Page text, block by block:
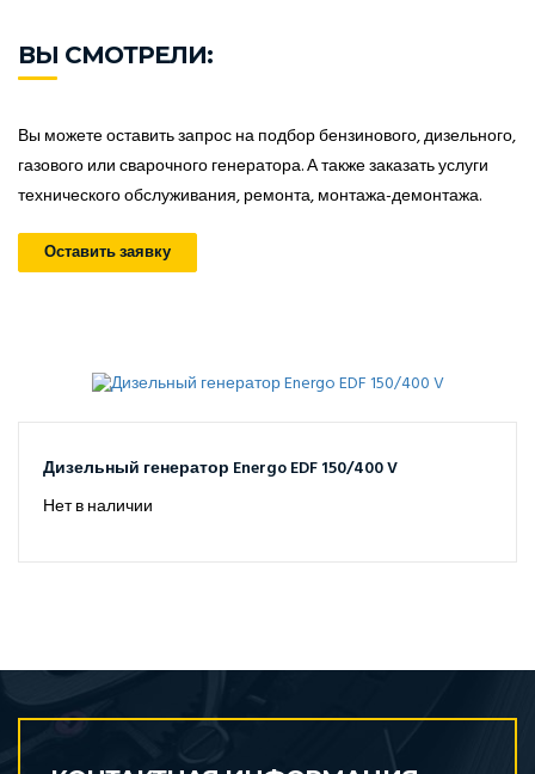
ВЫ СМОТРЕЛИ:
Вы можете оставить запрос на подбор бензинового, дизельного,
газового или сварочного генератора. А также заказать услуги
технического обслуживания, ремонта, монтажа-демонтажа.
Оставить заявку
Дизельный генератор Energo EDF 150/400 V
Нет в наличии